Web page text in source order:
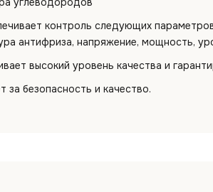
контроль следующих
антифриза, напряжение, мощность,
высокий уровень качества и
за безопасность и качество.